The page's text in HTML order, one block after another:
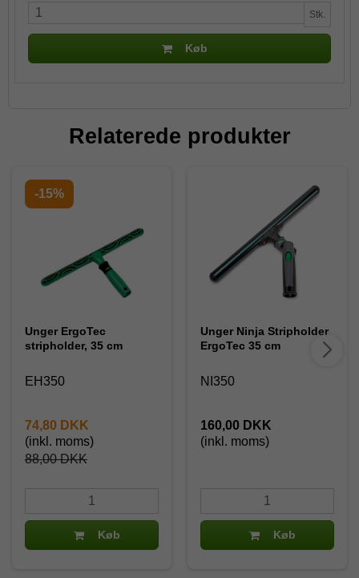
Stk.
Køb
Relaterede produkter
-15%
Unger ErgoTec
stripholder, 35 cm
EH350
88,00 DKK
74,80 DKK
(inkl. moms)
Køb
Unger Ninja Stripholder
ErgoTec 35 cm
NI350
160,00 DKK
(inkl. moms)
Køb